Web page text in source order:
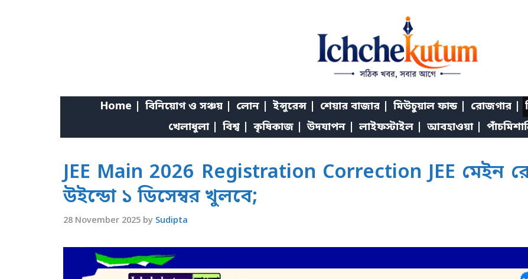
Home | বিনিয়োগ ও সঞ্চয় | লোন | ইন্সুরেন্স | শেয়ার বাজার | মিউচুয়াল ফান্ড | রোজগার |
খেলাধুলা |
বিশ্ব | কৃষিকাজ | উদযাপন | লাইফস্টাইল | আবহাওয়া |
JEE Main 2026 Registration Correction JEE মেইন
উইন্ডো ১ ডিসেম্বর খুলবে;
28 November 2025 by Sudipta